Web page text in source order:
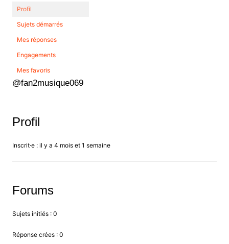
Profil
Sujets démarrés
Mes réponses
Engagements
Mes favoris
@fan2musique069
Profil
Inscrit·e : il y a 4 mois et 1 semaine
Forums
Sujets initiés : 0
Réponse crées : 0